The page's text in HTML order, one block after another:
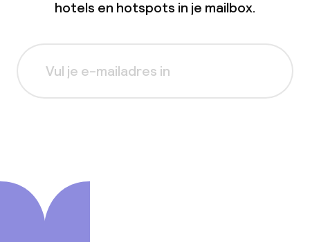
hotels en hotspots in je mailbox.